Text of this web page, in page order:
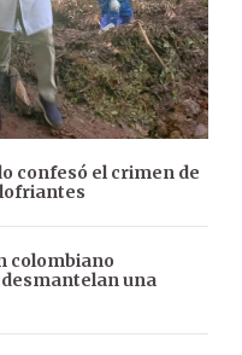
confesó el crimen de
colombiano
una